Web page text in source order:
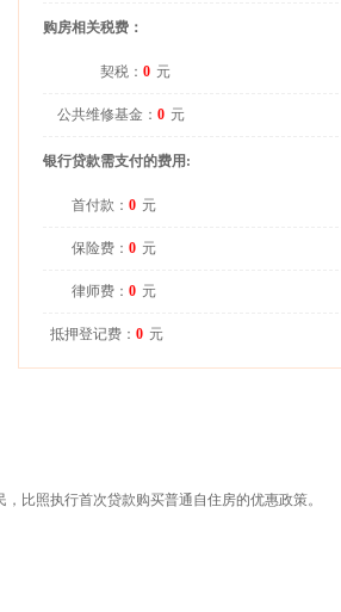
购房相关税费：
契税： 0 元
公共维修基金： 0 元
银行贷款需支付的费用:
首付款： 0 元
保险费： 0 元
律师费： 0 元
抵押登记费： 0 元
比照执行首次贷款购买普通自住房的优惠政策。